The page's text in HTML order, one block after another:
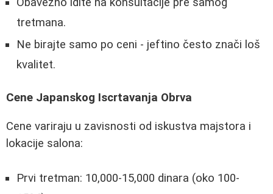
tretmana.
Ne birajte samo po ceni - jeftino često znači loš
kvalitet.
Cene Japanskog Iscrtavanja Obrva
Cene variraju u zavisnosti od iskustva majstora i
lokacije salona:
Prvi tretman: 10,000-15,000 dinara (oko 100-